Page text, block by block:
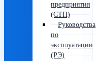
предприятия
(СТП)
Руководства
по
эксплуатации
(РЭ)